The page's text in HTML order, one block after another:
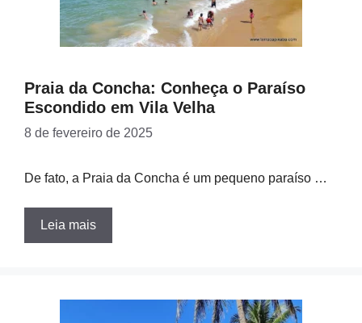
Praia da Concha: Conheça o Paraíso
Escondido em Vila Velha
8 de fevereiro de 2025
De fato, a Praia da Concha é um pequeno paraíso …
Leia mais